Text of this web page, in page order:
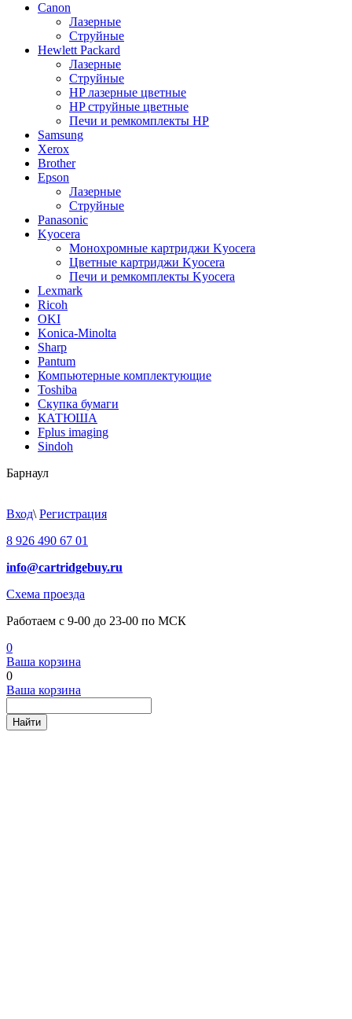
Canon
Лазерные
Струйные
Hewlett Packard
Лазерные
Струйные
HP лазерные цветные
HP струйные цветные
Печи и ремкомплекты HP
Samsung
Xerox
Brother
Epson
Лазерные
Струйные
Panasonic
Kyocera
Монохромные картриджи Kyocera
Цветные картриджи Kyocera
Печи и ремкомплекты Kyocera
Lexmark
Ricoh
OKI
Konica-Minolta
Sharp
Pantum
Компьютерные комплектующие
Toshiba
Скупка бумаги
КАТЮША
Fplus imaging
Sindoh
Барнаул
Вход\ Регистрация
8 926 490 67 01
info@cartridgebuy.ru
Схема проезда
Работаем с 9-00 до 23-00 по МСК
0
Ваша корзина
0
Ваша корзина
Найти